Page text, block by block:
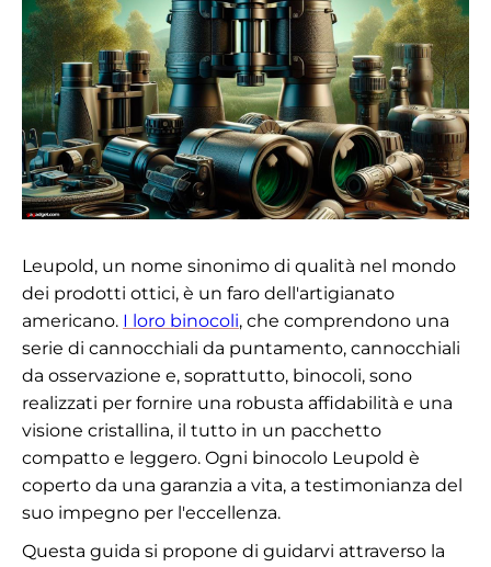
Leupold, un nome sinonimo di qualità nel mondo
dei prodotti ottici, è un faro dell'artigianato
americano. I loro binocoli, che comprendono una
serie di cannocchiali da puntamento, cannocchiali
da osservazione e, soprattutto, binocoli, sono
realizzati per fornire una robusta affidabilità e una
visione cristallina, il tutto in un pacchetto
compatto e leggero. Ogni binocolo Leupold è
coperto da una garanzia a vita, a testimonianza del
suo impegno per l'eccellenza.
Questa guida si propone di guidarvi attraverso la